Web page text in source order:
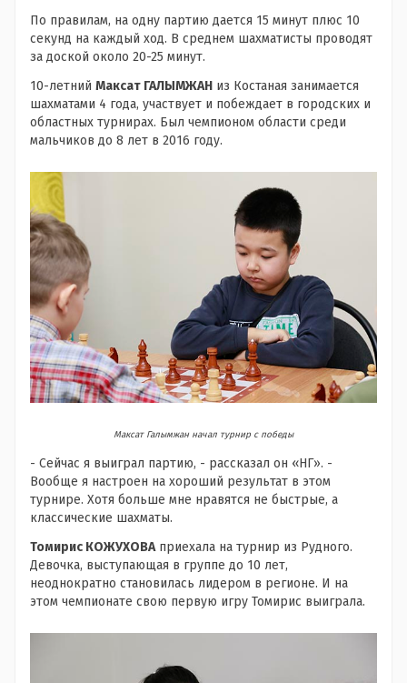
По правилам, на одну партию дается 15 минут плюс 10
секунд на каждый ход. В среднем шахматисты проводят
за доской около 20-25 минут.
10-летний Максат ГАЛЫМЖАН из Костаная занимается
шахматами 4 года, участвует и побеждает в городских и
областных турнирах. Был чемпионом области среди
мальчиков до 8 лет в 2016 году.
Максат Галымжан начал турнир с победы
- Сейчас я выиграл партию, - рассказал он «НГ». -
Вообще я настроен на хороший результат в этом
турнире. Хотя больше мне нравятся не быстрые, а
классические шахматы.
Томирис КОЖУХОВАприехала на турнир из Рудного.
Девочка, выступающая в группе до 10 лет,
неоднократно становилась лидером в регионе. И на
этом чемпионате свою первую игру Томирис выиграла.